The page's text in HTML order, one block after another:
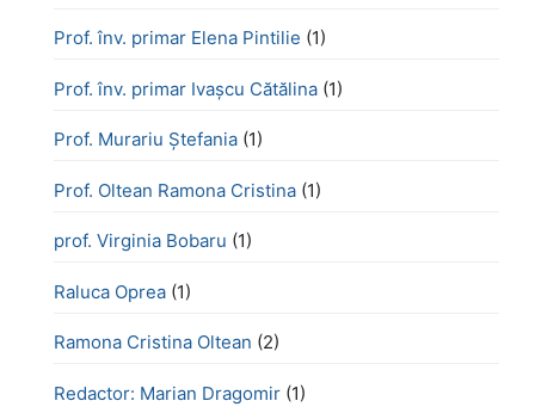
Prof. înv. primar Elena Pintilie (1)
Prof. înv. primar Ivașcu Cătălina (1)
Prof. Murariu Ștefania (1)
Prof. Oltean Ramona Cristina (1)
prof. Virginia Bobaru (1)
Raluca Oprea (1)
Ramona Cristina Oltean (2)
Redactor: Marian Dragomir (1)